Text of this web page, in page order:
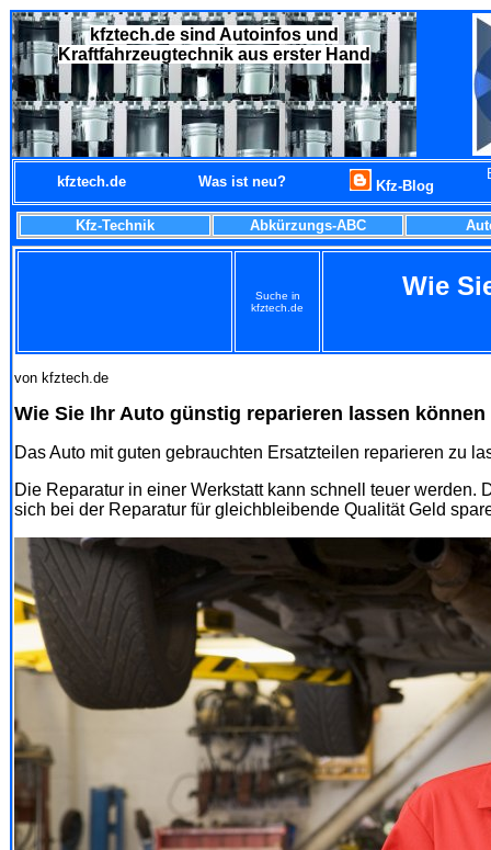
kfztech.de sind Autoinfos und
Kraftfahrzeugtechnik aus erster Hand
kfztech.de Was ist neu? Kfz-Blog
Kfz-Technik Abkürzungs-ABC
Suche in
kfztech.de
Wie
von kfztech.de
Wie Sie Ihr Auto günstig reparieren lassen können
Das Auto mit guten gebrauchten Ersatzteilen reparieren zu
Die Reparatur in einer Werkstatt kann schnell teuer werden.
sich bei der Reparatur für gleichbleibende Qualität Geld